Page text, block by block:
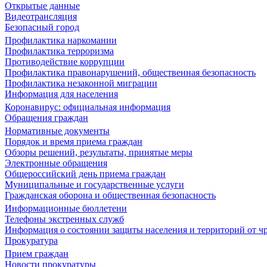
Открытые данные
Видеотрансляция
Безопасный город
Профилактика наркомании
Профилактика терроризма
Противодействие коррупции
Профилактика правонарушений, общественная безопасность
Профилактика незаконной миграции
Информация для населения
Коронавирус: официальная информация
Обращения граждан
Нормативные документы
Порядок и время приема граждан
Обзоры решений, результаты, принятые меры
Электронные обращения
Общероссийский день приема граждан
Муниципальные и государственные услуги
Гражданская оборона и общественная безопасность
Информационные бюллетени
Телефоны экстренных служб
Информация о состоянии защиты населения и территорий от
Прокуратура
Прием граждан
Новости прокуратуры